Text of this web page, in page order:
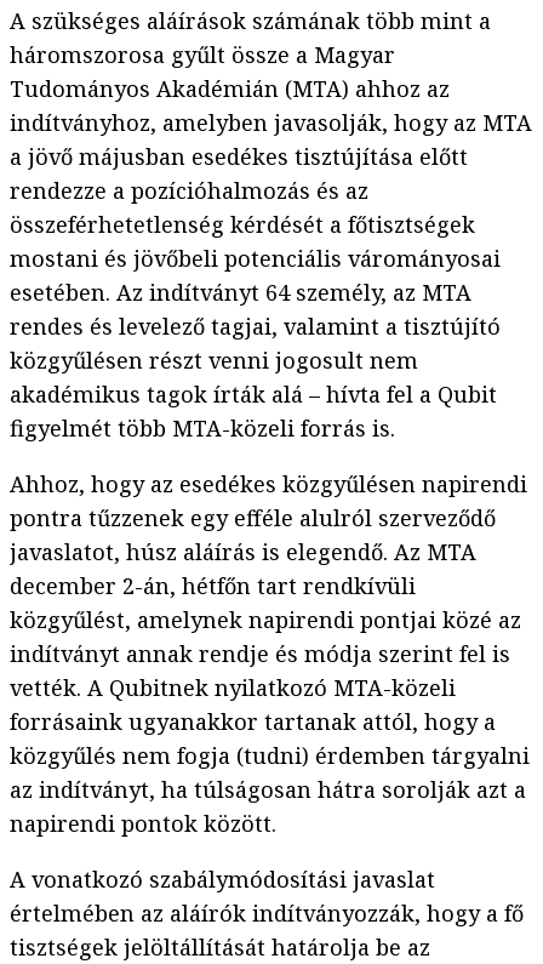
A szükséges aláírások számának több mint a
háromszorosa gyűlt össze a Magyar
Tudományos Akadémián (MTA) ahhoz az
indítványhoz, amelyben javasolják, hogy az MTA
a jövő májusban esedékes tisztújítása előtt
rendezze a pozícióhalmozás és az
összeférhetetlenség kérdését a főtisztségek
mostani és jövőbeli potenciális várományosai
esetében. Az indítványt 64 személy, az MTA
rendes és levelező tagjai, valamint a tisztújító
közgyűlésen részt venni jogosult nem
akadémikus tagok írták alá – hívta fel a Qubit
figyelmét több MTA-közeli forrás is.
Ahhoz, hogy az esedékes közgyűlésen napirendi
pontra tűzzenek egy efféle alulról szerveződő
javaslatot, húsz aláírás is elegendő. Az MTA
december 2-án, hétfőn tart rendkívüli
közgyűlést, amelynek napirendi pontjai közé az
indítványt annak rendje és módja szerint fel is
vették. A Qubitnek nyilatkozó MTA-közeli
forrásaink ugyanakkor tartanak attól, hogy a
közgyűlés nem fogja (tudni) érdemben tárgyalni
az indítványt, ha túlságosan hátra sorolják azt a
napirendi pontok között.
A vonatkozó szabálymódosítási javaslat
értelmében az aláírók indítványozzák, hogy a fő
tisztségek jelöltállítását határolja be az